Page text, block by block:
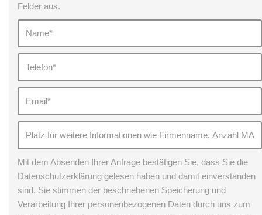
Felder aus.
Mit dem Absenden Ihrer Anfrage bestätigen Sie, dass Sie die
Datenschutzerklärung gelesen haben und damit einverstanden
sind. Sie stimmen der beschriebenen Speicherung und
Verarbeitung Ihrer personenbezogenen Daten durch uns zum